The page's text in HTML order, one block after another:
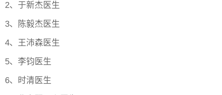
2、于新杰医生
3、陈毅杰医生
4、王沛森医生
5、李钧医生
6、时清医生